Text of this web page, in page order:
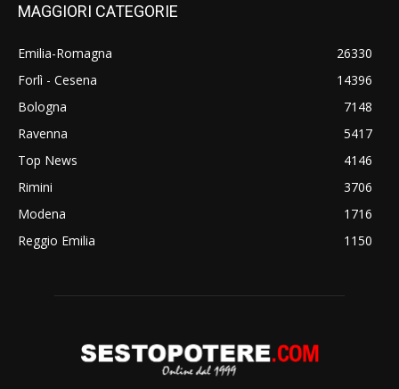
MAGGIORI CATEGORIE
Emilia-Romagna
26330
Forlì - Cesena
14396
Bologna
7148
Ravenna
5417
Top News
4146
Rimini
3706
Modena
1716
Reggio Emilia
1150